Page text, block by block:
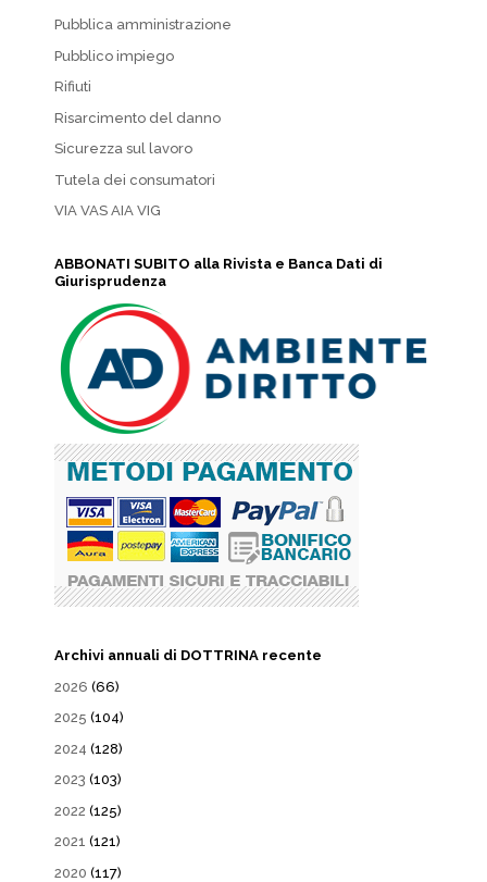
Pubblica amministrazione
Pubblico impiego
Rifiuti
Risarcimento del danno
Sicurezza sul lavoro
Tutela dei consumatori
VIA VAS AIA VIG
ABBONATI SUBITO alla Rivista e Banca Dati di
Giurisprudenza
Archivi annuali di DOTTRINA recente
2026 (66)
2025 (104)
2024 (128)
2023 (103)
2022 (125)
2021 (121)
2020 (117)